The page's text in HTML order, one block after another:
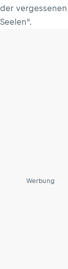
der vergessenen
Seelen“.
Werbung